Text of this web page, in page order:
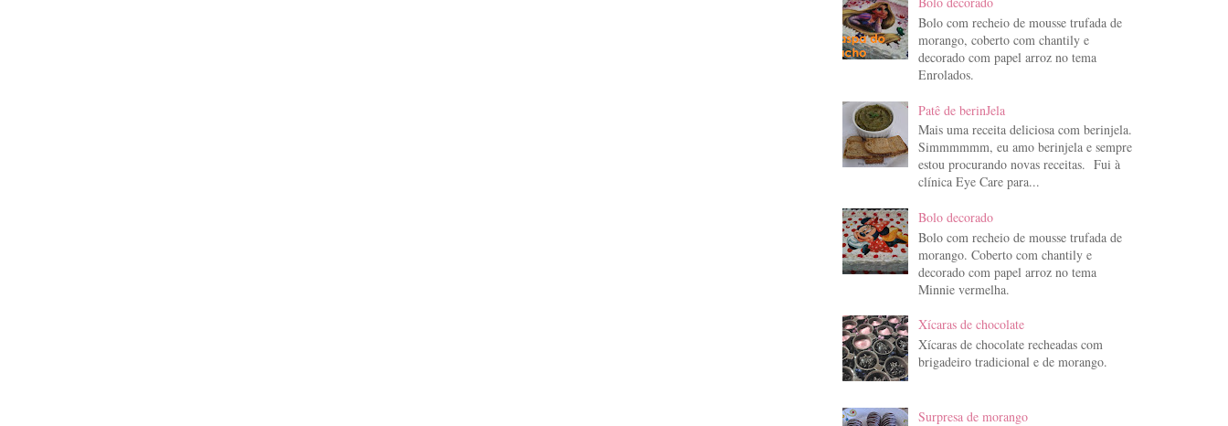
Bolo com recheio de mousse trufada de
morango, coberto com chantily e
decorado com papel arroz no tema
Enrolados.
Patê de berinJela
Mais uma receita deliciosa com berinjela.
Simmmmmm, eu amo berinjela e sempre
estou procurando novas receitas. Fui à
clínica Eye Care para...
Bolo decorado
Bolo com recheio de mousse trufada de
morango. Coberto com chantily e
decorado com papel arroz no tema
Minnie vermelha.
Xícaras de chocolate
Xícaras de chocolate recheadas com
brigadeiro tradicional e de morango.
Surpresa de morango